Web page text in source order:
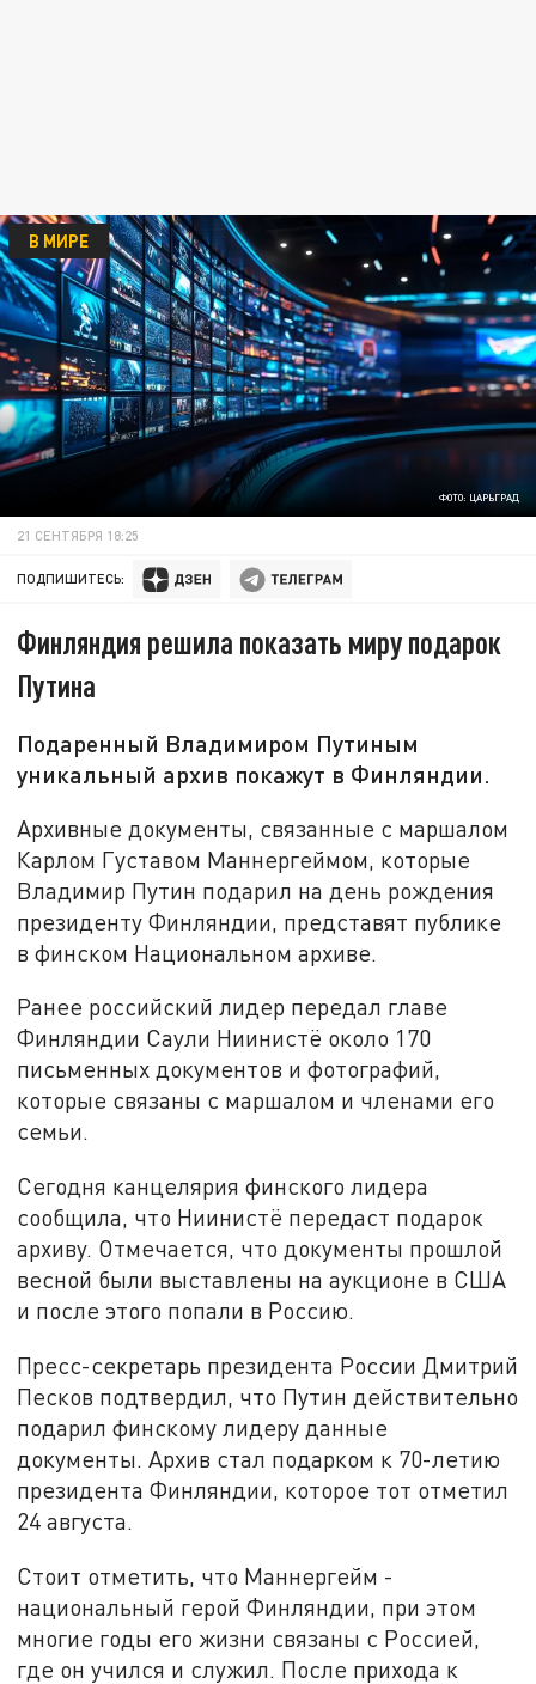
ФОТО: ЦАРЬГРАД
В МИРЕ
21 СЕНТЯБРЯ 18:25
ПОДПИШИТЕСЬ:
Финляндия решила показать миру подарок
Путина
Подаренный Владимиром Путиным
уникальный архив покажут в Финляндии.
Архивные документы, связанные с маршалом
Карлом Густавом Маннергеймом, которые
Владимир Путин подарил на день рождения
президенту Финляндии, представят публике
в финском Национальном архиве.
Ранее российский лидер передал главе
Финляндии Саули Ниинистё около 170
письменных документов и фотографий,
которые связаны с маршалом и членами его
семьи.
Сегодня канцелярия финского лидера
сообщила, что Ниинистё передаст подарок
архиву. Отмечается, что документы прошлой
весной были выставлены на аукционе в США
и после этого попали в Россию.
Пресс-секретарь президента России Дмитрий
Песков подтвердил, что Путин действительно
подарил финскому лидеру данные
документы. Архив стал подарком к 70-летию
президента Финляндии, которое тот отметил
24 августа.
Стоит отметить, что Маннергейм -
национальный герой Финляндии, при этом
многие годы его жизни связаны с Россией,
где он учился и служил. После прихода к